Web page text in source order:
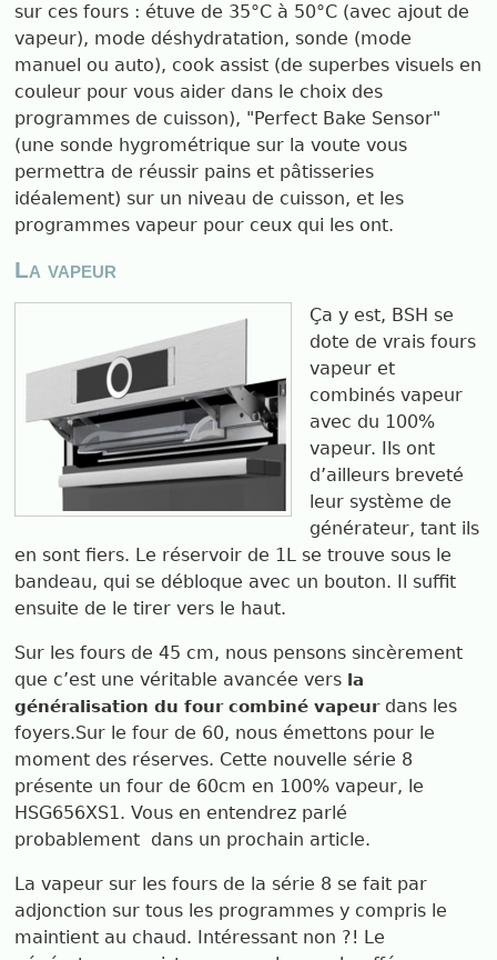
sur ces fours : étuve de 35°C à 50°C (avec ajout de
vapeur), mode déshydratation, sonde (mode
manuel ou auto), cook assist (de superbes visuels en
couleur pour vous aider dans le choix des
programmes de cuisson), "Perfect Bake Sensor"
(une sonde hygrométrique sur la voute vous
permettra de réussir pains et pâtisseries
idéalement) sur un niveau de cuisson, et les
programmes vapeur pour ceux qui les ont.
La vapeur
Ça y est, BSH se
dote de vrais fours
vapeur et
combinés vapeur
avec du 100%
vapeur. Ils ont
d’ailleurs breveté
leur système de
générateur, tant ils
en sont fiers. Le réservoir de 1L se trouve sous le
bandeau, qui se débloque avec un bouton. Il suffit
ensuite de le tirer vers le haut.
Sur les fours de 45 cm, nous pensons sincèrement
que c’est une véritable avancée vers la
généralisation du four combiné vapeurdans les
foyers.Sur le four de 60, nous émettons pour le
moment des réserves. Cette nouvelle série 8
présente un four de 60cm en 100% vapeur, le
HSG656XS1. Vous en entendrez parlé
probablement dans un prochain article.
La vapeur sur les fours de la série 8 se fait par
adjonction sur tous les programmes y compris le
maintient au chaud. Intéressant non ?! Le